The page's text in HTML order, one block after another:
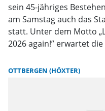
sein 45-jähriges
am Samstag auch das
statt. Unter dem Motto
2026 again!” erwartet
Anger”.
OTTBERGEN (HÖXTER)